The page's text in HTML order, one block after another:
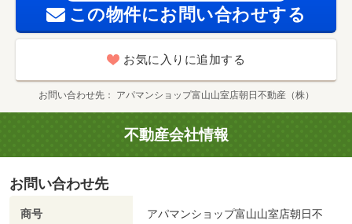
この物件にお問い合わせする
お気に入りに追加する
お問い合わせ先 アパマンショップ富山山室店朝日不動産（株）
不動産会社情報
お問い合わせ先
商号
アパマンショップ富山山室店朝日不